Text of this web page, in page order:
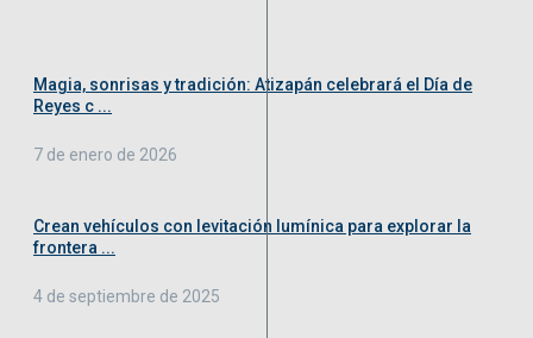
Magia, sonrisas y tradición: Atizapán celebrará el Día de
Reyes c ...
7 de enero de 2026
Crean vehículos con levitación lumínica para explorar la
frontera ...
4 de septiembre de 2025